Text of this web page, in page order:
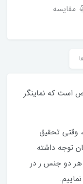
مقایسه
است که نماینگر
وقتی تحقیق
توجه داشته
هر دو جنس ر در